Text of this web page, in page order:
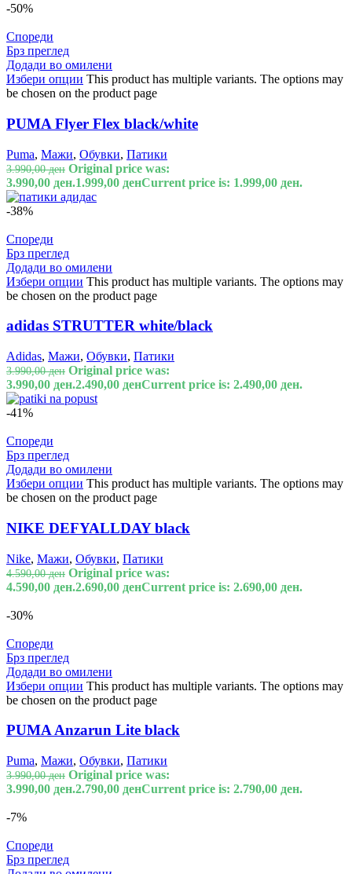
-50%
Спореди
Брз преглед
Додади во омилени
Избери опции This product has multiple variants. The options may
be chosen on the product page
PUMA Flyer Flex black/white
Puma, Мажи, Обувки, Патики
3.990,00ден Original price was:
3.990,00 ден.1.999,00 денCurrent price is: 1.999,00 ден.
-38%
Спореди
Брз преглед
Додади во омилени
Избери опции This product has multiple variants. The options may
be chosen on the product page
adidas STRUTTER white/black
Adidas, Мажи, Обувки, Патики
3.990,00ден Original price was:
3.990,00 ден.2.490,00 денCurrent price is: 2.490,00 ден.
-41%
Спореди
Брз преглед
Додади во омилени
Избери опции This product has multiple variants. The options may
be chosen on the product page
NIKE DEFYALLDAY black
Nike, Мажи, Обувки, Патики
4.590,00ден Original price was:
4.590,00 ден.2.690,00 денCurrent price is: 2.690,00 ден.
-30%
Спореди
Брз преглед
Додади во омилени
Избери опции This product has multiple variants. The options may
be chosen on the product page
PUMA Anzarun Lite black
Puma, Мажи, Обувки, Патики
3.990,00ден Original price was:
3.990,00 ден.2.790,00 денCurrent price is: 2.790,00 ден.
-7%
Спореди
Брз преглед